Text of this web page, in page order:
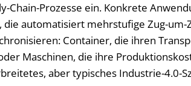
Chain-Prozesse ein. Konkrete
die automatisiert mehrstufige Zug-
Container, die ihren
Maschinen, die ihre
aber typisches Industrie-4.0-